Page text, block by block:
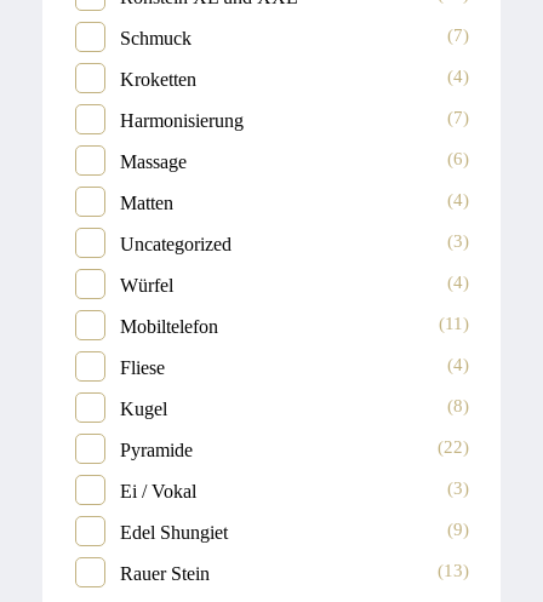
Schmuck (7)
Kroketten (4)
Harmonisierung (7)
Massage (6)
Matten (4)
Uncategorized (3)
Würfel (4)
Mobiltelefon (11)
Fliese (4)
Kugel (8)
Pyramide (22)
Ei / Vokal (3)
Edel Shungiet (9)
Rauer Stein (13)